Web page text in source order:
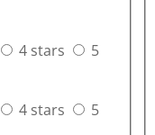
4 stars
5
4 stars
5